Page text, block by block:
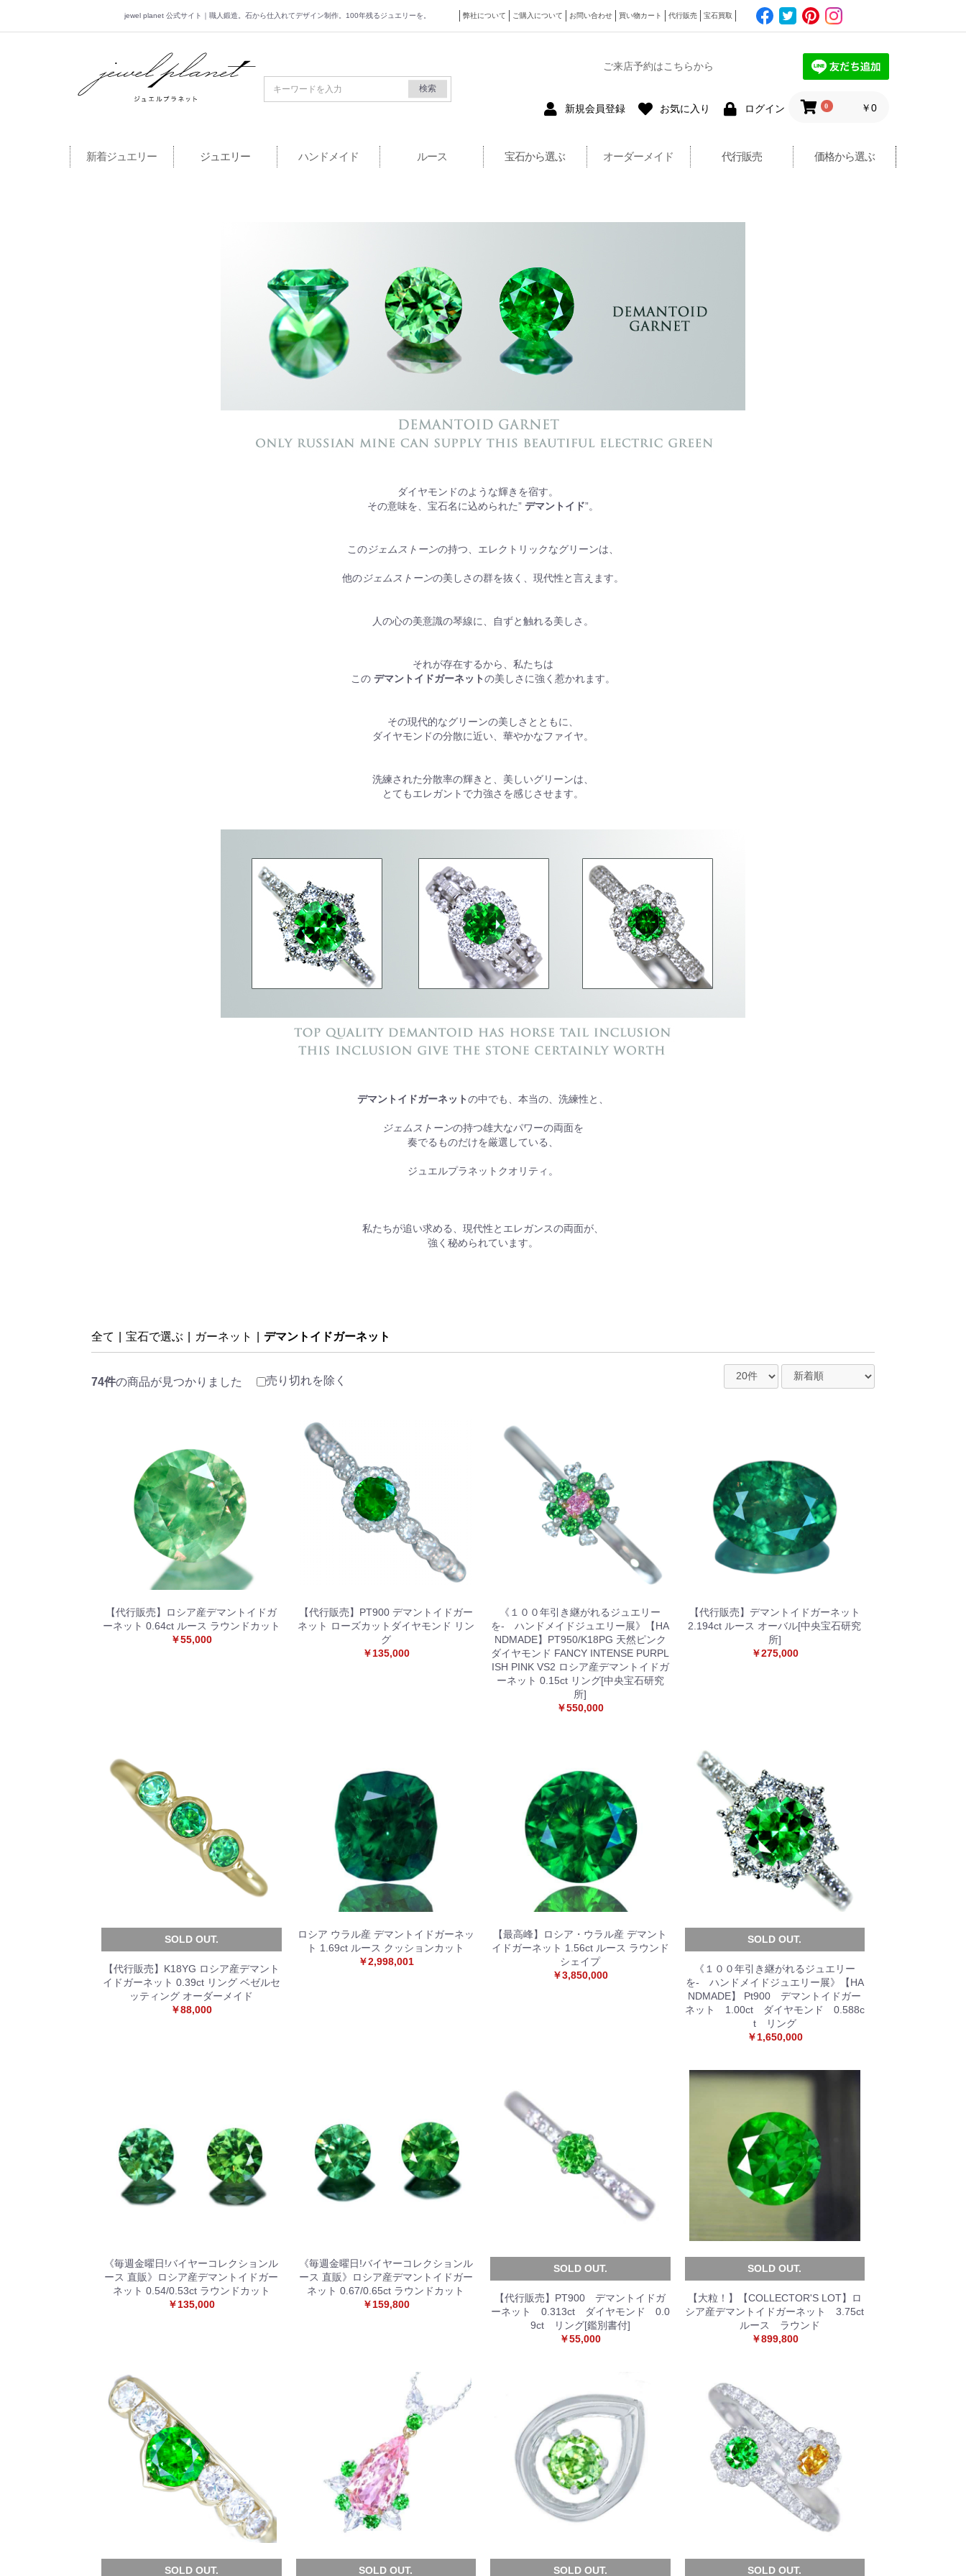
jewel planet 公式サイト｜職人鍛造。石から仕入れてデザイン制作。100年残るジュエリーを。 弊社について ご購入について お問い合わせ 買い物カート 代行販売 宝石買取
jewel planet 公式サイト
検索
ご来店予約はこちらから
新規会員登録 お気に入り ログイン 0 ￥0
新着ジュエリー ジュエリー ハンドメイド ルース 宝石から選ぶ オーダーメイド 代行販売 価格から選ぶ
ダイヤモンドのような輝きを宿す。
その意味を、宝石名に込められた” デマントイド”。
このジェムストーンの持つ、エレクトリックなグリーンは、
他のジェムストーンの美しさの群を抜く、現代性と言えます。
人の心の美意識の琴線に、自ずと触れる美しさ。
それが存在するから、私たちは
この デマントイドガーネットの美しさに強く惹かれます。
その現代的なグリーンの美しさとともに、
ダイヤモンドの分散に近い、華やかなファイヤ。
洗練された分散率の輝きと、美しいグリーンは、
とてもエレガントで力強さを感じさせます。
デマントイドガーネットの中でも、本当の、洗練性と、
ジェムストーンの持つ雄大なパワーの両面を
奏でるものだけを厳選している、
ジュエルプラネットクオリティ。
私たちが追い求める、現代性とエレガンスの両面が、
強く秘められています。
全て 宝石で選ぶ ガーネット デマントイドガーネット
74件の商品が見つかりました 売り切れを除く
【代行販売】ロシア産デマントイドガ
ーネット 0.64ct ルース ラウンドカット
￥55,000
【代行販売】PT900 デマントイドガー
ネット ローズカットダイヤモンド リン
グ
￥135,000
《１００年引き継がれるジュエリー
を- ハンドメイドジュエリー展》【HA
NDMADE】PT950/K18PG 天然ピンク
ダイヤモンド FANCY INTENSE PURPL
ISH PINK VS2 ロシア産デマントイドガ
ーネット 0.15ct リング[中央宝石研究
所]
￥550,000
【代行販売】デマントイドガーネット
2.194ct ルース オーバル[中央宝石研究
所]
￥275,000
SOLD OUT.
【代行販売】K18YG ロシア産デマント
イドガーネット 0.39ct リング ベゼルセ
ッティング オーダーメイド
￥88,000
ロシア ウラル産 デマントイドガーネッ
ト 1.69ct ルース クッションカット
￥2,998,001
【最高峰】ロシア・ウラル産 デマント
イドガーネット 1.56ct ルース ラウンド
シェイプ
￥3,850,000
SOLD OUT.
《１００年引き継がれるジュエリー
を- ハンドメイドジュエリー展》【HA
NDMADE】 Pt900 デマントイドガー
ネット 1.00ct ダイヤモンド 0.588c
t リング
￥1,650,000
《毎週金曜日!バイヤーコレクションル
ース 直販》ロシア産デマントイドガー
ネット 0.54/0.53ct ラウンドカット
￥135,000
《毎週金曜日!バイヤーコレクションル
ース 直販》ロシア産デマントイドガー
ネット 0.67/0.65ct ラウンドカット
￥159,800
SOLD OUT.
【代行販売】PT900 デマントイドガ
ーネット 0.313ct ダイヤモンド 0.0
9ct リング[鑑別書付]
￥55,000
SOLD OUT.
【大粒！】【COLLECTOR'S LOT】ロ
シア産デマントイドガーネット 3.75ct
ルース ラウンド
￥899,800
SOLD OUT. SOLD OUT. SOLD OUT. SOLD OUT.
お買い物を続ける カートへ進む